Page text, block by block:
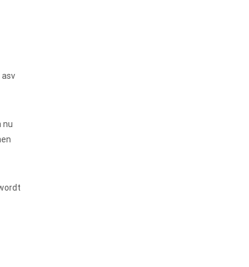
asv
nu